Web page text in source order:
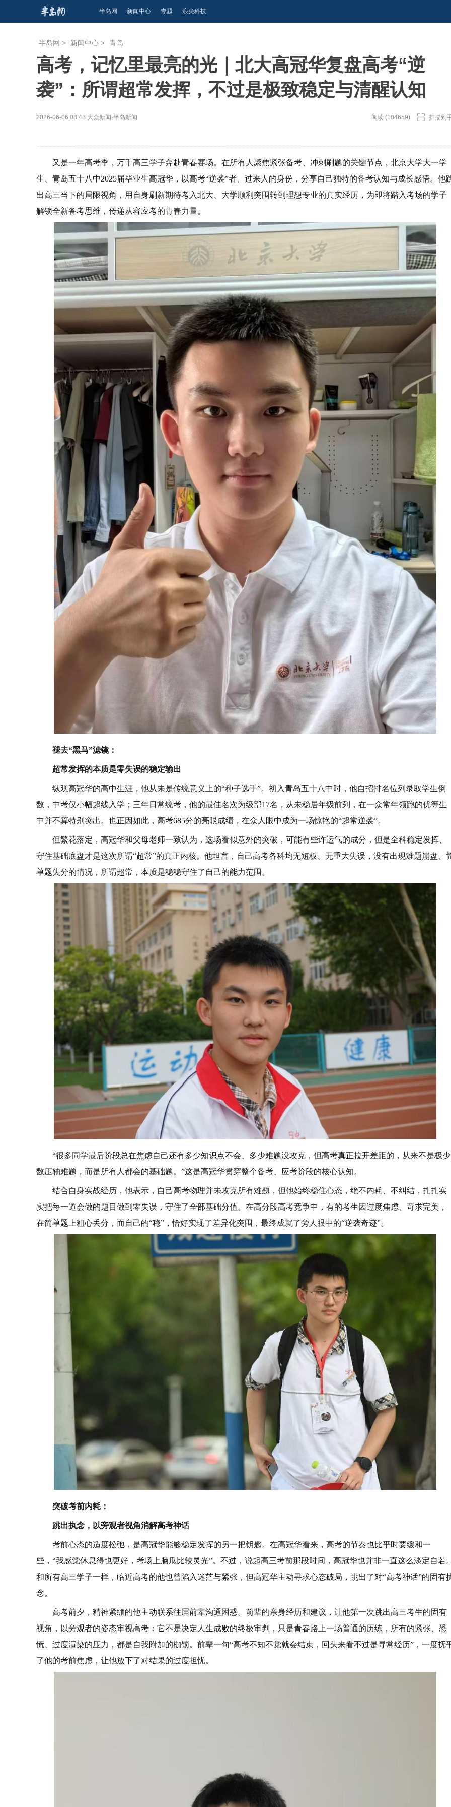
半岛网 新闻中心 专题 浪尖科技
半岛网 > 新闻中心 > 青岛
高考，记忆里最亮的光｜北大高冠华复盘高考“逆
袭”：所谓超常发挥，不过是极致稳定与清醒认知
2026-06-06 08:48 大众新闻·半岛新闻 阅读 (104659) 扫描到
又是一年高考季，万千高三学子奔赴青春赛场。在所有人聚焦紧张备考、冲刺刷题的关键节点，北京大学大一学
生、青岛五十八中2025届毕业生高冠华，以高考“逆袭”者、过来人的身份，分享自己独特的备考认知与成长感悟。他
出高三当下的局限视角，用自身刷新期待考入北大、大学顺利突围转到理想专业的真实经历，为即将踏入考场的学子
解锁全新备考思维，传递从容应考的青春力量。
褪去“黑马”滤镜：
超常发挥的本质是零失误的稳定输出
纵观高冠华的高中生涯，他从未是传统意义上的“种子选手”。初入青岛五十八中时，他自招排名位列录取学生倒
数，中考仅小幅超线入学；三年日常统考，他的最佳名次为级部17名，从未稳居年级前列，在一众常年领跑的优等生
中并不算特别突出。也正因如此，高考685分的亮眼成绩，在众人眼中成为一场惊艳的“超常逆袭”。
但繁花落定，高冠华和父母老师一致认为，这场看似意外的突破，可能有些许运气的成分，但是全科稳定发挥、
守住基础底盘才是这次所谓“超常”的真正内核。他坦言，自己高考各科均无短板、无重大失误，没有出现难题崩盘、
单题失分的情况，所谓超常，本质是稳稳守住了自己的能力范围。
“很多同学最后阶段总在焦虑自己还有多少知识点不会、多少难题没攻克，但高考真正拉开差距的，从来不是极少
数压轴难题，而是所有人都会的基础题。”这是高冠华贯穿整个备考、应考阶段的核心认知。
结合自身实战经历，他表示，自己高考物理并未攻克所有难题，但他始终稳住心态，绝不内耗、不纠结，扎扎实
实把每一道会做的题目做到零失误，守住了全部基础分值。在高分段高考竞争中，有的考生因过度焦虑、苛求完美，
在简单题上粗心丢分，而自己的“稳”，恰好实现了差异化突围，最终成就了旁人眼中的“逆袭奇迹”。
突破考前内耗：
跳出执念，以旁观者视角消解高考神话
考前心态的适度松弛，是高冠华能够稳定发挥的另一把钥匙。在高冠华看来，高考的节奏也比平时要缓和一
些，“我感觉休息得也更好，考场上脑瓜比较灵光”。不过，说起高三考前那段时间，高冠华也并非一直这么淡定自若
和所有高三学子一样，临近高考的他也曾陷入迷茫与紧张，但高冠华主动寻求心态破局，跳出了对“高考神话”的固有
念。
高考前夕，精神紧绷的他主动联系往届前辈沟通困惑。前辈的亲身经历和建议，让他第一次跳出高三考生的固有
视角，以旁观者的姿态审视高考：它不是决定人生成败的终极审判，只是青春路上一场普通的历练，所有的紧张、恐
慌、过度渲染的压力，都是自我附加的枷锁。前辈一句“高考不知不觉就会结束，回头来看不过是寻常经历”，一度抚
了他的考前焦虑，让他放下了对结果的过度担忧。